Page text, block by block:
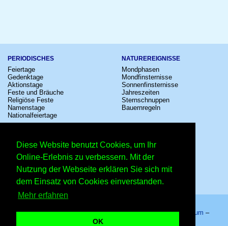
Diese Website benutzt Cookies, um Ihr
Online-Erlebnis zu verbessern. Mit der
Nutzung der Webseite erklären Sie sich mit
dem Einsatz von Cookies einverstanden.
Mehr erfahren
OK
PERIODISCHES
Feiertage
Gedenktage
Aktionstage
Feste und Bräuche
Religiöse Feste
Namenstage
Nationalfeiertage
NATUREREIGNISSE
Mondphasen
Mondfinsternisse
Sonnenfinsternisse
Jahreszeiten
Sternschnuppen
Bauernregeln
Kinostarts
Festivals
Fußball
Comedy
Shows
Sternzeichen
Schalttage
Messen
Erinnerungen
Volksfeste
Startseite–Kalender–Lexikon–App–Sitemap–Impressum –
Datenschutzhinweis